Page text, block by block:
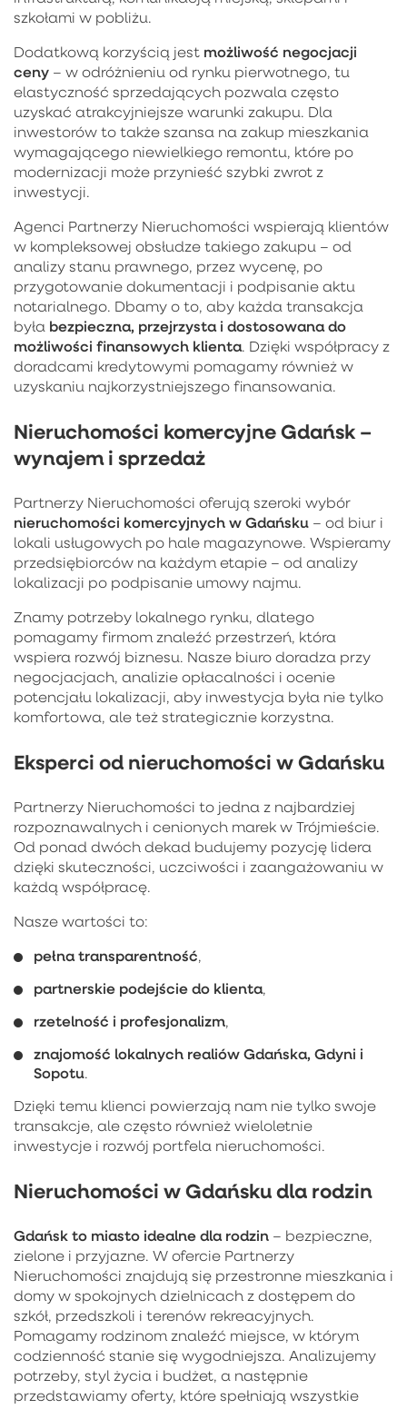
szkołami w pobliżu.
Dodatkową korzyścią jest możliwość negocjacji
ceny – w odróżnieniu od rynku pierwotnego, tu
elastyczność sprzedających pozwala często
uzyskać atrakcyjniejsze warunki zakupu. Dla
inwestorów to także szansa na zakup mieszkania
wymagającego niewielkiego remontu, które po
modernizacji może przynieść szybki zwrot z
inwestycji.
Agenci Partnerzy Nieruchomości wspierają klientów
w kompleksowej obsłudze takiego zakupu – od
analizy stanu prawnego, przez wycenę, po
przygotowanie dokumentacji i podpisanie aktu
notarialnego. Dbamy o to, aby każda transakcja
była bezpieczna, przejrzysta i dostosowana do
możliwości finansowych klienta. Dzięki współpracy z
doradcami kredytowymi pomagamy również w
uzyskaniu najkorzystniejszego finansowania.
Nieruchomości komercyjne Gdańsk –
wynajem i sprzedaż
Partnerzy Nieruchomości oferują szeroki wybór
nieruchomości komercyjnych w Gdańsku – od biur i
lokali usługowych po hale magazynowe. Wspieramy
przedsiębiorców na każdym etapie – od analizy
lokalizacji po podpisanie umowy najmu.
Znamy potrzeby lokalnego rynku, dlatego
pomagamy firmom znaleźć przestrzeń, która
wspiera rozwój biznesu. Nasze biuro doradza przy
negocjacjach, analizie opłacalności i ocenie
potencjału lokalizacji, aby inwestycja była nie tylko
komfortowa, ale też strategicznie korzystna.
Eksperci od nieruchomości w Gdańsku
Partnerzy Nieruchomości to jedna z najbardziej
rozpoznawalnych i cenionych marek w Trójmieście.
Od ponad dwóch dekad budujemy pozycję lidera
dzięki skuteczności, uczciwości i zaangażowaniu w
każdą współpracę.
Nasze wartości to:
pełna transparentność,
partnerskie podejście do klienta,
rzetelność i profesjonalizm,
znajomość lokalnych realiów Gdańska, Gdyni i
Sopotu.
Dzięki temu klienci powierzają nam nie tylko swoje
transakcje, ale często również wieloletnie
inwestycje i rozwój portfela nieruchomości.
Nieruchomości w Gdańsku dla rodzin
Gdańsk to miasto idealne dla rodzin – bezpieczne,
zielone i przyjazne. W ofercie Partnerzy
Nieruchomości znajdują się przestronne mieszkania i
domy w spokojnych dzielnicach z dostępem do
szkół, przedszkoli i terenów rekreacyjnych.
Pomagamy rodzinom znaleźć miejsce, w którym
codzienność stanie się wygodniejsza. Analizujemy
potrzeby, styl życia i budżet, a następnie
przedstawiamy oferty, które spełniają wszystkie